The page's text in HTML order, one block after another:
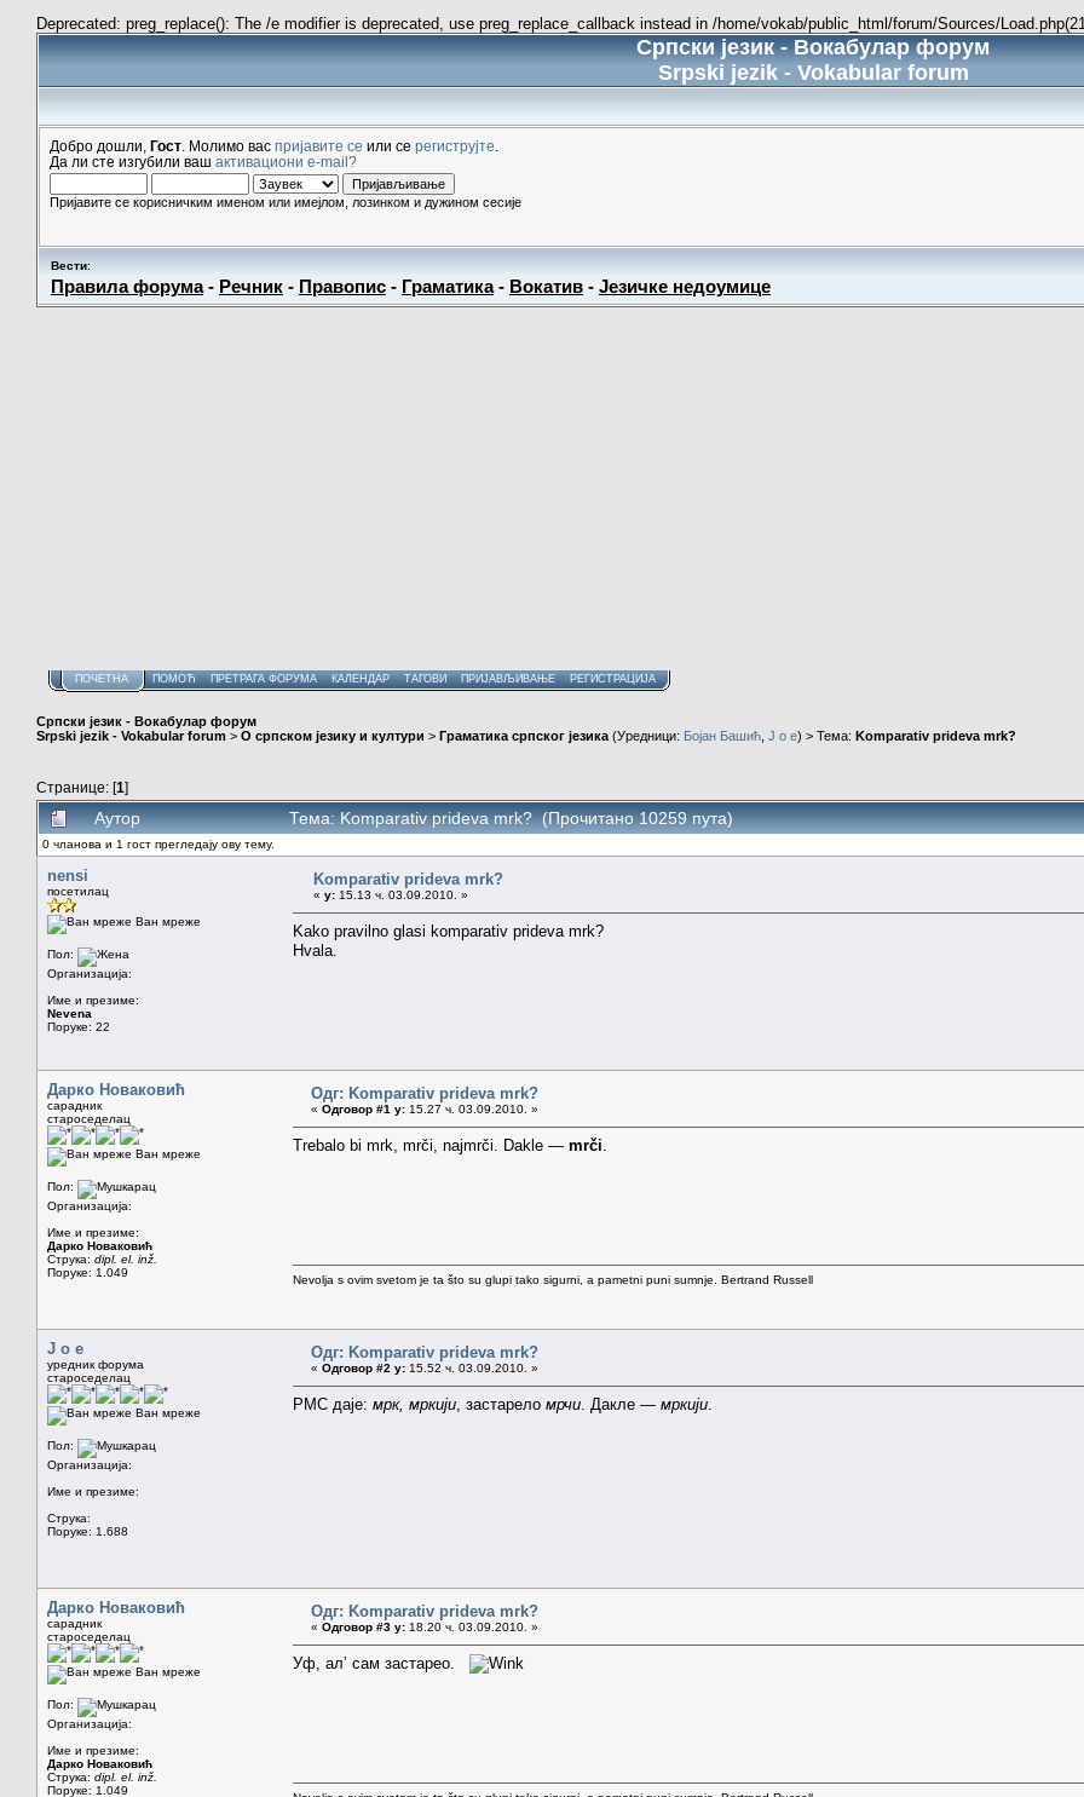
Deprecated: preg_replace(): The /e modifier is deprecated, use preg_replace_callback instead in /home/vokab/public_html/forum/Sources/
Српски језик - Вокабулар форум
Srpski jezik - Vokabular forum
Добро дошли, Гост . Молимо вас пријавите се или се региструјте
Да ли сте изгубили ваш активациони e-mail?
Пријавите се корисничким именом или имејлом, лозинком и дужином сесије
Вести:
Правила форума- Речник - Правопис - Граматика- Вокатив - Језичке недоумице
ПОЧЕТНА ПОМОЋ ПРЕТРАГА ФОРУМА КАЛЕНДАР ТАГОВИ ПРИЈАВЉИВАЊЕ РЕГИСТРАЦИЈА
Српски језик - Вокабулар форум
Srpski jezik - Vokabular forum > О српском језику и култури > Граматика српског језика (Уредници: Бојан Башић J o e) > Тема: Komparativ prideva mrk?
Странице: [1]
Аутор Тема: Komparativ prideva mrk? (Прочитано 10259 пута)
0 чланова и 1 гост прегледају ову тему.
nensi
посетилац
Ван мреже
Пол:
Организација:
Име и презиме:
Nevena
Поруке: 22
Komparativ prideva mrk?
« у: 15.13 ч. 03.09.2010. »
Kako pravilno glasi komparativ prideva mrk?
Hvala.
Дарко Новаковић
сарадник
староседелац
Ван мреже
Пол:
Организација:
Име и презиме:
Дарко Новаковић
Струка: dipl. el. inž.
Поруке: 1.049
Одг: Komparativ prideva mrk?
« Одговор #1 у: 15.27 ч. 03.09.2010. »
Trebalo bi mrk, mrči, najmrči. Dakle — mrči
Nevolja s ovim svetom je ta što su glupi tako sigurni, a pametni puni sumnje. Bertrand Russell
J o e
уредник форума
староседелац
Ван мреже
Пол:
Организација:
Име и презиме:
Струка:
Поруке: 1.688
Одг: Komparativ prideva mrk?
« Одговор #2 у: 15.52 ч. 03.09.2010. »
РМС даје: мрк, мркији , застарело мрчи . Дакле — мркији
Дарко Новаковић
сарадник
староседелац
Ван мреже
Пол:
Организација:
Име и презиме:
Дарко Новаковић
Струка: dipl. el. inž.
Поруке: 1.049
Одг: Komparativ prideva mrk?
« Одговор #3 у: 18.20 ч. 03.09.2010. »
Уф, ал’ сам застарео.